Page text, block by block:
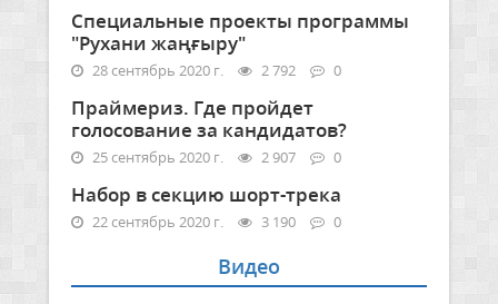
Специальные проекты программы
"Рухани жаңғыру"
28 сентябрь 2020 г. 2 792 0
Праймериз. Где пройдет
голосование за кандидатов?
25 сентябрь 2020 г. 2 907 0
Набор в секцию шорт-трека
22 сентябрь 2020 г. 3 190 0
Видео